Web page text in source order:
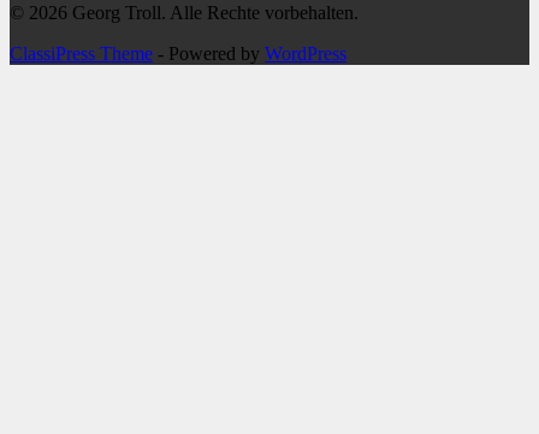
© 2026 Georg Troll. Alle Rechte vorbehalten.
ClassiPress Theme - Powered by WordPress